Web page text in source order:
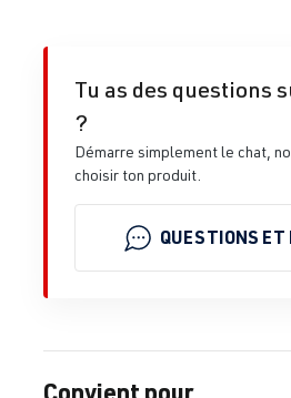
Tu as des questions
?
Démarre simplement le chat,
choisir ton produit.
QUESTIONS ET
Convient pour